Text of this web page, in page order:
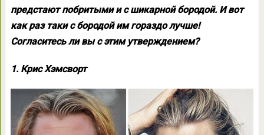
предстают побритыми и с шикарной бородой. И вот
как раз таки с бородой им гораздо лучше!
Согласитесь ли вы с этим утверждением?
1. Крис Хэмсворт